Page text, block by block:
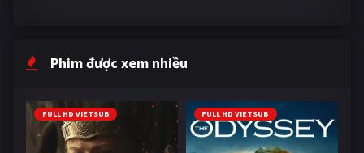
Phim được xem nhiều
FULL HD VIETSUB FULL HD VIETSUB